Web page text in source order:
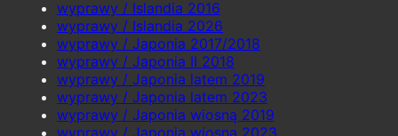
wyprawy / Islandia 2016
wyprawy / Islandia 2026
wyprawy / Japonia 2017/2018
wyprawy / Japonia II 2018
wyprawy / Japonia latem 2019
wyprawy / Japonia latem 2023
wyprawy / Japonia wiosną 2019